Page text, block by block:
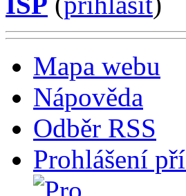
Mapa webu
Nápověda
Odběr RSS
Prohlášení